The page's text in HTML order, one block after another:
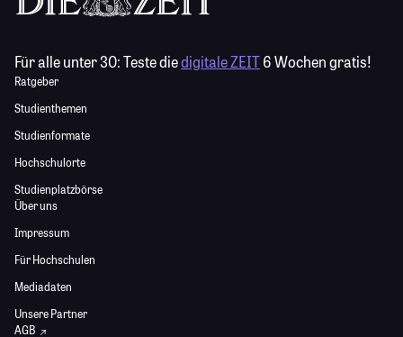
Für alle unter 30:Teste diedigitale ZEIT6 Wochen gratis!
Ratgeber
Studienthemen
Studienformate
Hochschulorte
Studienplatzbörse
Über uns
Impressum
Für Hochschulen
Mediadaten
Unsere Partner
AGB